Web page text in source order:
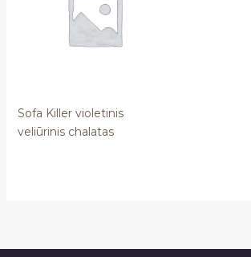
Sofa Killer violetinis
veliūrinis chalatas